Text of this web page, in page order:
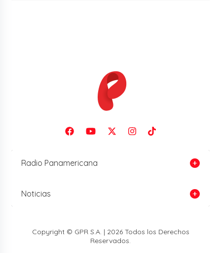
Radio Panamericana
Noticias
Copyright © GPR S.A. | 2026 Todos los Derechos
Reservados.